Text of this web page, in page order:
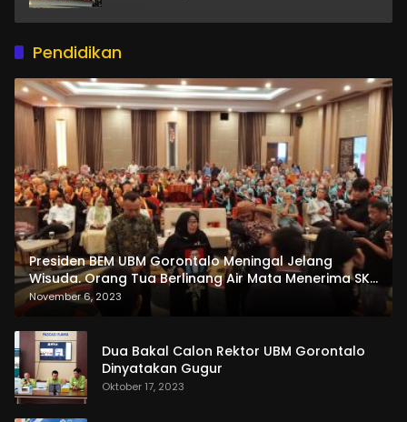
Pendidikan
Presiden BEM UBM Gorontalo Meningal Jelang
Wisuda. Orang Tua Berlinang Air Mata Menerima SKL
dan Pemasangan Salempang
November 6, 2023
Dua Bakal Calon Rektor UBM Gorontalo
Dinyatakan Gugur
Oktober 17, 2023